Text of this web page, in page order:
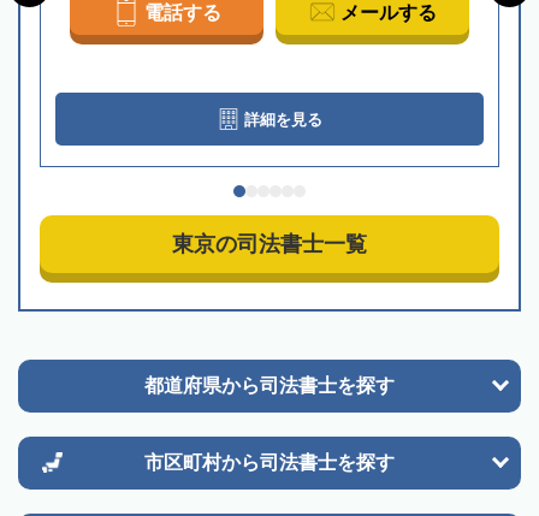
電話する メールする
詳細を見る
東京の司法書士一覧
都道府県から司法書士を探す
市区町村から司法書士を探す